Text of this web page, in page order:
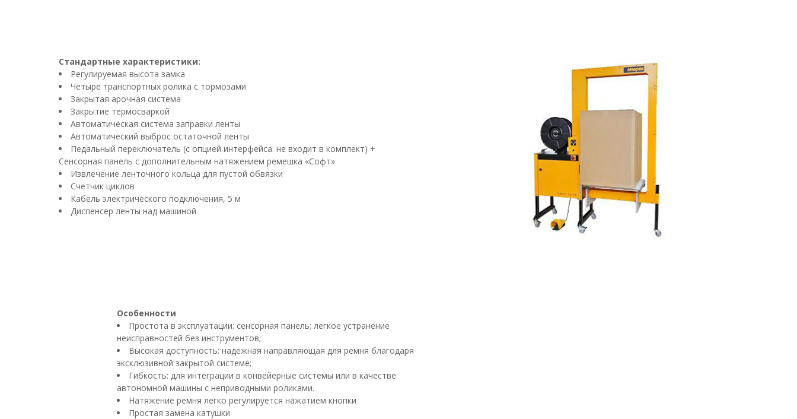
Стандартные характеристики:
Регулируемая высота замка
Четыре транспортных ролика с тормозами
Закрытая арочная система
Закрытие термосваркой
Автоматическая система заправки ленты
Автоматический выброс остаточной ленты
Педальный переключатель (с опцией интерфейса: не входит в комплект) +
Сенсорная панель с дополнительным натяжением ремешка «Софт»
Извлечение ленточного кольца для пустой обвязки
Счетчик циклов
Кабель электрического подключения, 5 м
Диспенсер ленты над машиной
Особенности
Простота в эксплуатации: сенсорная панель; легкое устранение
неисправностей без инструментов;
Высокая доступность: надежная направляющая для ремня благодаря
эксклюзивной закрытой системе;
Гибкость: для интеграции в конвейерные системы или в качестве
автономной машины с неприводными роликами.
Натяжение ремня легко регулируется нажатием кнопки
Простая замена катушки